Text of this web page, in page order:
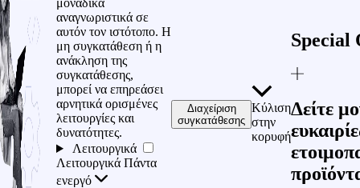
μοναδικά
αναγνωριστικά σε
αυτόν τον ιστότοπο. Η
μη συγκατάθεση ή η
ανάκληση της
συγκατάθεσης,
μπορεί να επηρεάσει
αρνητικά ορισμένες
λειτουργίες και
δυνατότητες.
Λειτουργικά
Λειτουργικά Πάντα
ενεργό
Διαχείριση
συγκατάθεσης
Κύλιση
στην
κορυφή
Special
Δείτε